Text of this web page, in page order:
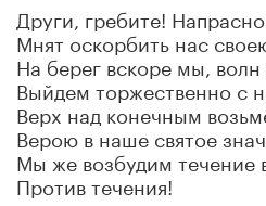
Други, гребите!
Мнят оскорбить нас
На берег вскоре мы, волн
Выйдем торжественно с
Верх над конечным
Верою в наше святое
Мы же возбудим течение
Против течения!